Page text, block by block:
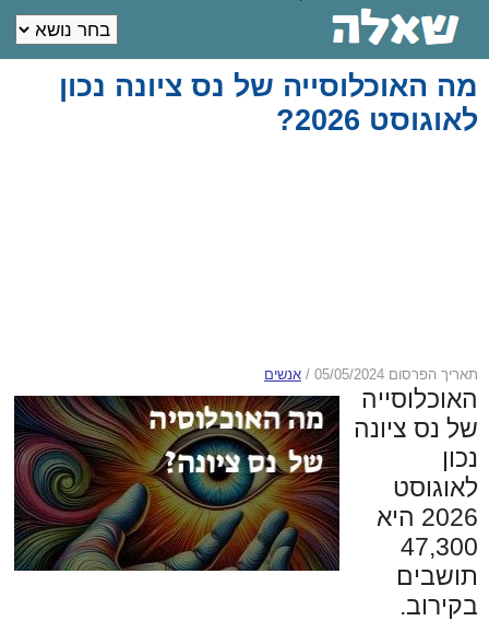
מה האוכלוסייה של נס ציונה נכון
לאוגוסט 2026?
תאריך הפרסום 05/05/2024 / אנשים
האוכלוסייה
של נס ציונה
נכון
לאוגוסט
2026 היא
47,300
תושבים
בקירוב.